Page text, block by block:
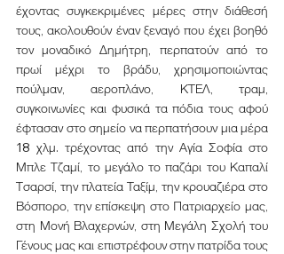
έχοντας συγκεκριμένες μέρες στην διάθεσή
τους, ακολουθούν έναν ξεναγό που έχει βοηθό
τον μοναδικό Δημήτρη, περπατούν από το
πρωί μέχρι το βράδυ, χρησιμοποιώντας
πούλμαν, αεροπλάνο, ΚΤΕΛ, τραμ,
συγκοινωνίες και φυσικά τα πόδια τους αφού
έφτασαν στο σημείο να περπατήσουν μια μέρα
18 χλμ. τρέχοντας από την Αγία Σοφία στο
Μπλε Τζαμί, το μεγάλο το παζάρι του Καπαλί
Τσαρσί, την πλατεία Ταξίμ, την κρουαζιέρα στο
Βόσπορο, την επίσκεψη στο Πατριαρχείο μας,
στη Μονή Βλαχερνών, στη Μεγάλη Σχολή του
Γένους μας και επιστρέφουν στην πατρίδα τους